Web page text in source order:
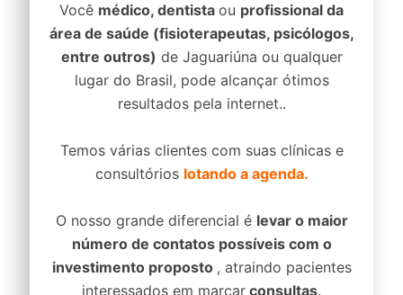
Você médico, dentista ou profissional da
área de saúde (fisioterapeutas, psicólogos,
entre outros) de Jaguariúna ou qualquer
lugar do Brasil, pode alcançar ótimos
resultados pela internet..
Temos várias clientes com suas clínicas e
consultórios lotando a agenda.
O nosso grande diferencial é levar o maior
número de contatos possíveis com o
investimento proposto , atraindo pacientes
interessados em marcar consultas.